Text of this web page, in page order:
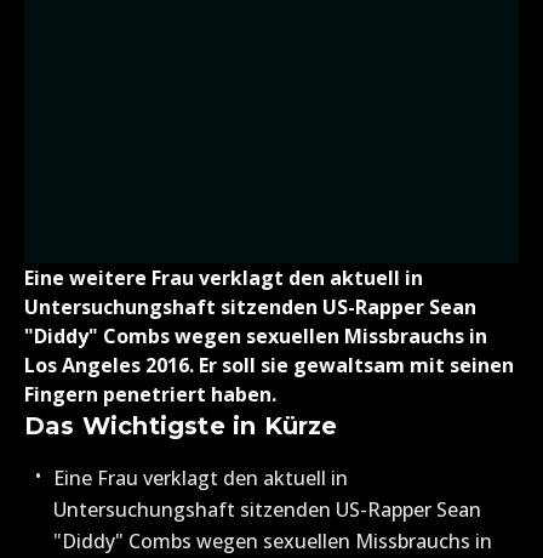
Eine weitere Frau verklagt den aktuell in
Untersuchungshaft sitzenden US-Rapper Sean
"Diddy" Combs wegen sexuellen Missbrauchs in
Los Angeles 2016. Er soll sie gewaltsam mit seinen
Fingern penetriert haben.
Das Wichtigste in Kürze
Eine Frau verklagt den aktuell in
Untersuchungshaft sitzenden US-Rapper Sean
"Diddy" Combs wegen sexuellen Missbrauchs in